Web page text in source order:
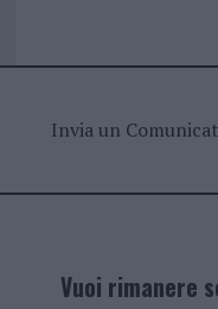
Invia un
Vuoi rimanere